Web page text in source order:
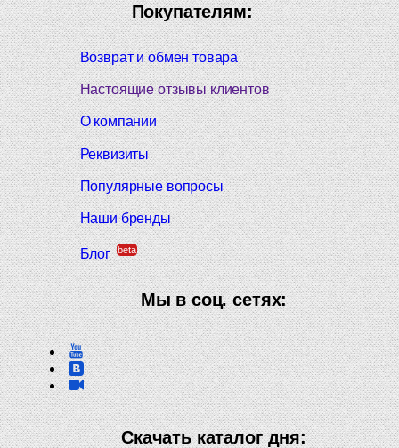
Покупателям:
Возврат и обмен товара
Настоящие отзывы клиентов
О компании
Реквизиты
Популярные вопросы
Наши бренды
Блог beta
Мы в соц. сетях:
Скачать каталог дня: